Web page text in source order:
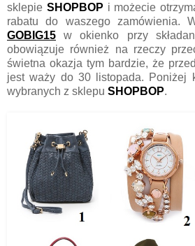
sklepie SHOPBOP i możecie
rabatu do waszego zamówienia.
GOBIG15 w okienko przy
obowiązuje również na rzeczy
świetna okazja tym bardzie, że
jest waży do 30 listopada. Poniżej
wybranych z sklepu SHOPBOP.